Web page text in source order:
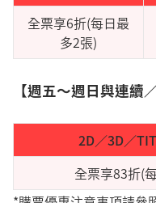
全票享6折(每日最
多2張)
【週五～週日與連續
2D／3D／
全票享83折(